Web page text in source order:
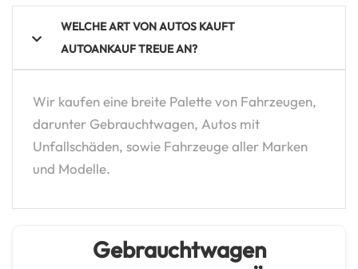
WELCHE ART VON AUTOS KAUFT
AUTOANKAUF TREUE AN?
Wir kaufen eine breite Palette von Fahrzeugen,
darunter Gebrauchtwagen, Autos mit
Unfallschäden, sowie Fahrzeuge aller Marken
und Modelle.
Gebrauchtwagen